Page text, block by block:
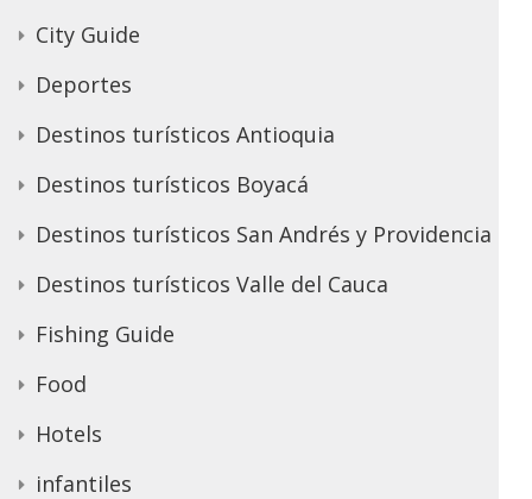
City Guide
Deportes
Destinos turísticos Antioquia
Destinos turísticos Boyacá
Destinos turísticos San Andrés y Providencia
Destinos turísticos Valle del Cauca
Fishing Guide
Food
Hotels
infantiles